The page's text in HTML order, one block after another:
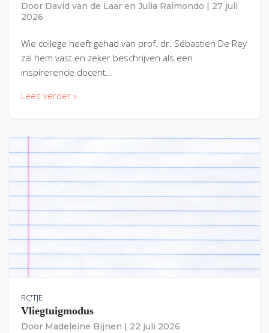
Door David van de Laar en Julia Raimondo
27 juli
2026
Wie college heeft gehad van prof. dr. Sébastien De Rey
zal hem vast en zeker beschrijven als een
inspirerende docent…
Lees verder »
RC'TJE
Vliegtuigmodus
Door Madeleine Bijnen 22 juli 2026